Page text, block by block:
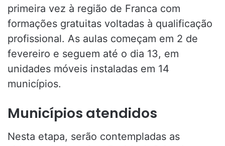
primeira vez à região de Franca com
formações gratuitas voltadas à qualificação
profissional. As aulas começam em 2 de
fevereiro e seguem até o dia 13, em
unidades móveis instaladas em 14
municípios.
Municípios atendidos
Nesta etapa, serão contempladas as